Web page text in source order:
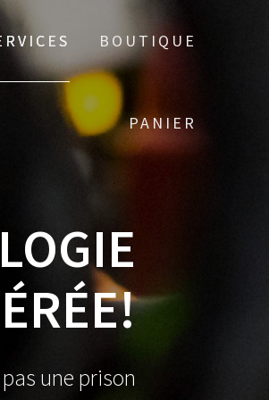
BOUTIQUE
PANIER
une prison